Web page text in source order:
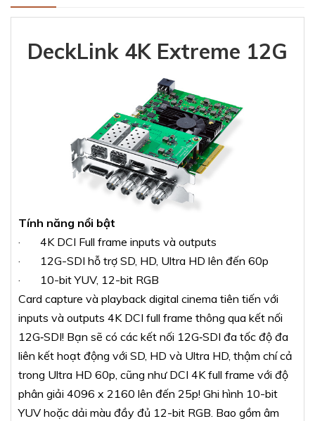
DeckLink 4K Extreme 12G
Tính năng nổi bật
· 4K DCI Full frame inputs và outputs
· 12G-SDI hỗ trợ SD, HD, Ultra HD lên đến 60p
· 10-bit YUV, 12-bit RGB
Card capture và playback digital cinema tiên tiến với
inputs và outputs 4K DCI full frame thông qua kết nối
12G‑SDI! Bạn sẽ có các kết nối 12G‑SDI đa tốc độ đa
liên kết hoạt động với SD, HD và Ultra HD, thậm chí cả
trong Ultra HD 60p, cũng như DCI 4K full frame với độ
phân giải 4096 x 2160 lên đến 25p! Ghi hình 10-bit
YUV hoặc dải màu đầy đủ 12-bit RGB. Bao gồm âm